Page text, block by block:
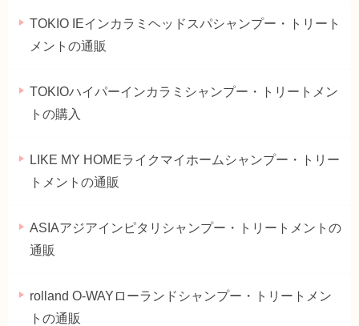
TOKIO IEインカラミヘッドスパシャンプー・トリート
メントの通販
TOKIOハイパーインカラミシャンプー・トリートメン
トの購入
LIKE MY HOMEライクマイホームシャンプー・トリー
トメントの通販
ASIAアジアインピタリシャンプー・トリートメントの
通販
rolland O-WAYローランドシャンプー・トリートメン
トの通販